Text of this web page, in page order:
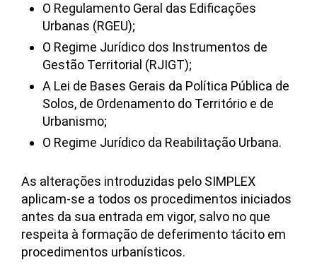
O Regulamento Geral das Edificações
Urbanas (RGEU);
O Regime Jurídico dos Instrumentos de
Gestão Territorial (RJIGT);
A Lei de Bases Gerais da Política Pública de
Solos, de Ordenamento do Território e de
Urbanismo;
O Regime Jurídico da Reabilitação Urbana.
As alterações introduzidas pelo SIMPLEX
aplicam-se a todos os procedimentos iniciados
antes da sua entrada em vigor, salvo no que
respeita à formação de deferimento tácito em
procedimentos urbanísticos.